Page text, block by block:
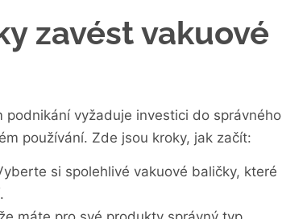
zavést vakuové
vyžaduje investici do správného
používání. Zde jsou kroky, jak začít:
si spolehlivé vakuové baličky, které